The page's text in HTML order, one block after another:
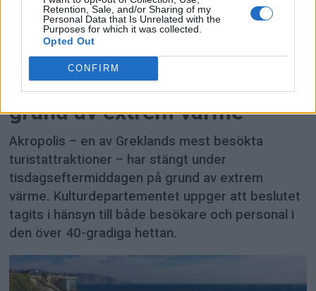
Retention, Sale, and/or Sharing of my
Personal Data that Is Unrelated with the
Purposes for which it was collected.
Opted Out
CONFIRM
Akropolis i Aten stängs på
grund av extrem värme
Akropolis – en av Greklands mest besökta
turistattraktioner – har stängt under
tisdagseftermiddagen på grund av extrem
värme. Kulturdepartementet uppger att beslutet
tagits i hänsyn till både besökare och personal i
den över 40-gradiga hettan.